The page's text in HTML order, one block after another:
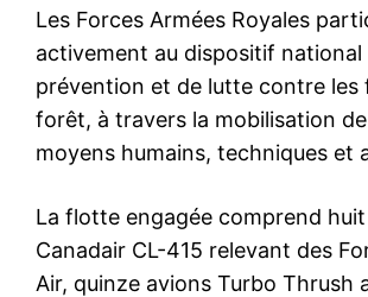
S'ABONNER MAINTENANT
Insight Publications
À propos
Nous contacter
Formules d’abonnement